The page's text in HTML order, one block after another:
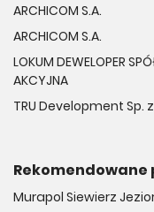
ARCHICOM S.A.
ARCHICOM S.A.
LOKUM DEWELOPER
AKCYJNA
TRU Development Sp.
Murapol Siewierz